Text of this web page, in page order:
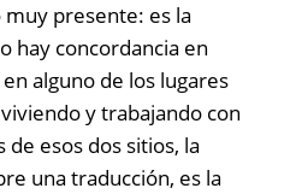
presente: es la
hay concordancia en
alguno de los lugares
y trabajando con
de esos dos sitios, la
una traducción, es la